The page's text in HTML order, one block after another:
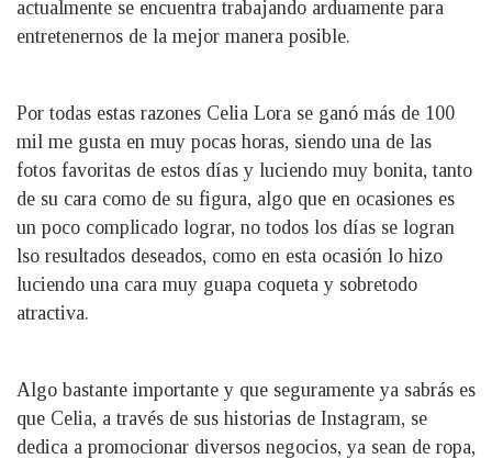
actualmente se encuentra trabajando arduamente para
entretenernos de la mejor manera posible.
Por todas estas razones Celia Lora se ganó más de 100
mil me gusta en muy pocas horas, siendo una de las
fotos favoritas de estos días y luciendo muy bonita, tanto
de su cara como de su figura, algo que en ocasiones es
un poco complicado lograr, no todos los días se logran
lso resultados deseados, como en esta ocasión lo hizo
luciendo una cara muy guapa coqueta y sobretodo
atractiva.
Algo bastante importante y que seguramente ya sabrás es
que Celia, a través de sus historias de Instagram, se
dedica a promocionar diversos negocios, ya sean de ropa,